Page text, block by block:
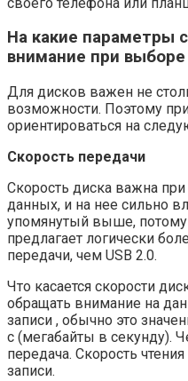
На какие параметры
внимание при
Для дисков важен не
возможности. Поэтому
ориентироваться на
Скорость передачи
Скорость диска важна
данных, и на нее сильно
упомянутый выше, потому
предлагает логически
передачи, чем USB 2.0.
Что касается скорости
обращать внимание на
записи , обычно это
с (мегабайты в секунду).
передача. Скорость
записи.